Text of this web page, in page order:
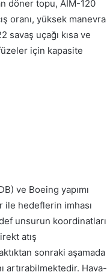
döner topu, AIM-120
oranı, yüksek manevra
uçağı kısa ve
için kapasite
ve Boeing yapımı
ile hedeflerin imhası
unsurun koordinatları
atış
sonraki aşamada
artırabilmektedir. Hava-